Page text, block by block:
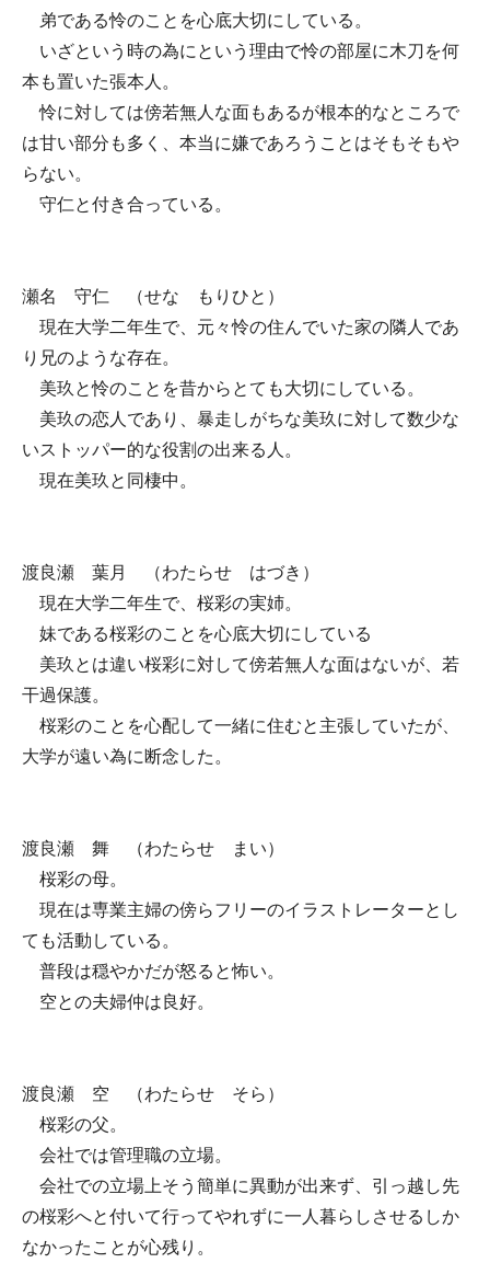
弟である怜のことを心底大切にしている。
いざという時の為にという理由で怜の部屋に木刀を何
本も置いた張本人。
怜に対しては傍若無人な面もあるが根本的なところで
は甘い部分も多く、本当に嫌であろうことはそもそもや
らない。
守仁と付き合っている。
瀬名 守仁 （せな もりひと）
現在大学二年生で、元々怜の住んでいた家の隣人であ
り兄のような存在。
美玖と怜のことを昔からとても大切にしている。
美玖の恋人であり、暴走しがちな美玖に対して数少な
いストッパー的な役割の出来る人。
現在美玖と同棲中。
渡良瀬 葉月 （わたらせ はづき）
現在大学二年生で、桜彩の実姉。
妹である桜彩のことを心底大切にしている
美玖とは違い桜彩に対して傍若無人な面はないが、若
干過保護。
桜彩のことを心配して一緒に住むと主張していたが、
大学が遠い為に断念した。
渡良瀬 舞 （わたらせ まい）
桜彩の母。
現在は専業主婦の傍らフリーのイラストレーターとし
ても活動している。
普段は穏やかだが怒ると怖い。
空との夫婦仲は良好。
渡良瀬 空 （わたらせ そら）
桜彩の父。
会社では管理職の立場。
会社での立場上そう簡単に異動が出来ず、引っ越し先
の桜彩へと付いて行ってやれずに一人暮らしさせるしか
なかったことが心残り。